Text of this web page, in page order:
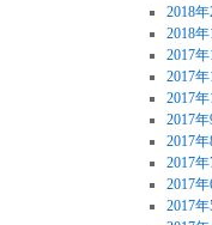
2018年
2018年
2017年
2017年
2017年
2017年
2017年
2017年
2017年
2017年